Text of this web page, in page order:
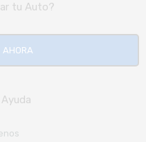
tu Auto?
AHORA